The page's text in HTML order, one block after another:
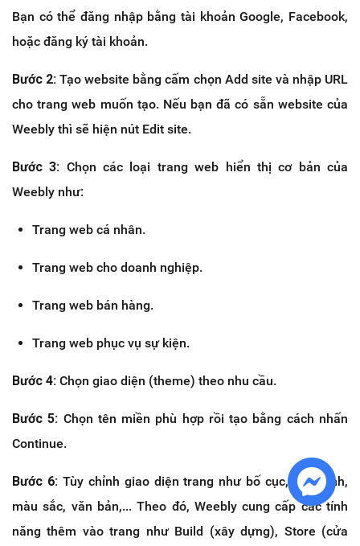
Bạn có thể đăng nhập bằng tài khoản Google, Facebook,
hoặc đăng ký tài khoản.
Bước 2:Tạo website bằng cấm chọn Add site và nhập URL
cho trang web muốn tạo. Nếu bạn đã có sẵn website của
Weebly thì sẽ hiện nút Edit site.
Bước 3: Chọn các loại trang web hiển thị cơ bản của
Weebly như:
Trang web cá nhân.
Trang web cho doanh nghiệp.
Trang web bán hàng.
Trang web phục vụ sự kiện.
Bước 4: Chọn giao diện (theme) theo nhu cầu.
Bước 5: Chọn tên miền phù hợp rồi tạo bằng cách nhấn
Continue.
Bước 6: Tùy chỉnh giao diện trang như bố cục, hình ảnh,
màu sắc, văn bản,... Theo đó, Weebly cung cấp các tính
năng thêm vào trang như Build (xây dựng), Store (cửa